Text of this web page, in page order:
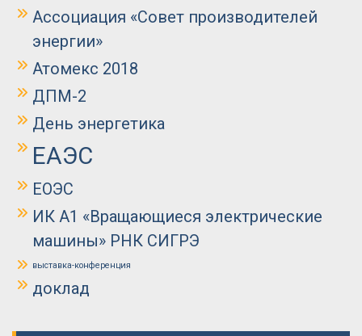
Ассоциация «Совет производителей
энергии»
Атомекс 2018
ДПМ-2
День энергетика
ЕАЭС
ЕОЭС
ИК А1 «Вращающиеся электрические
машины» РНК СИГРЭ
выставка-конференция
доклад